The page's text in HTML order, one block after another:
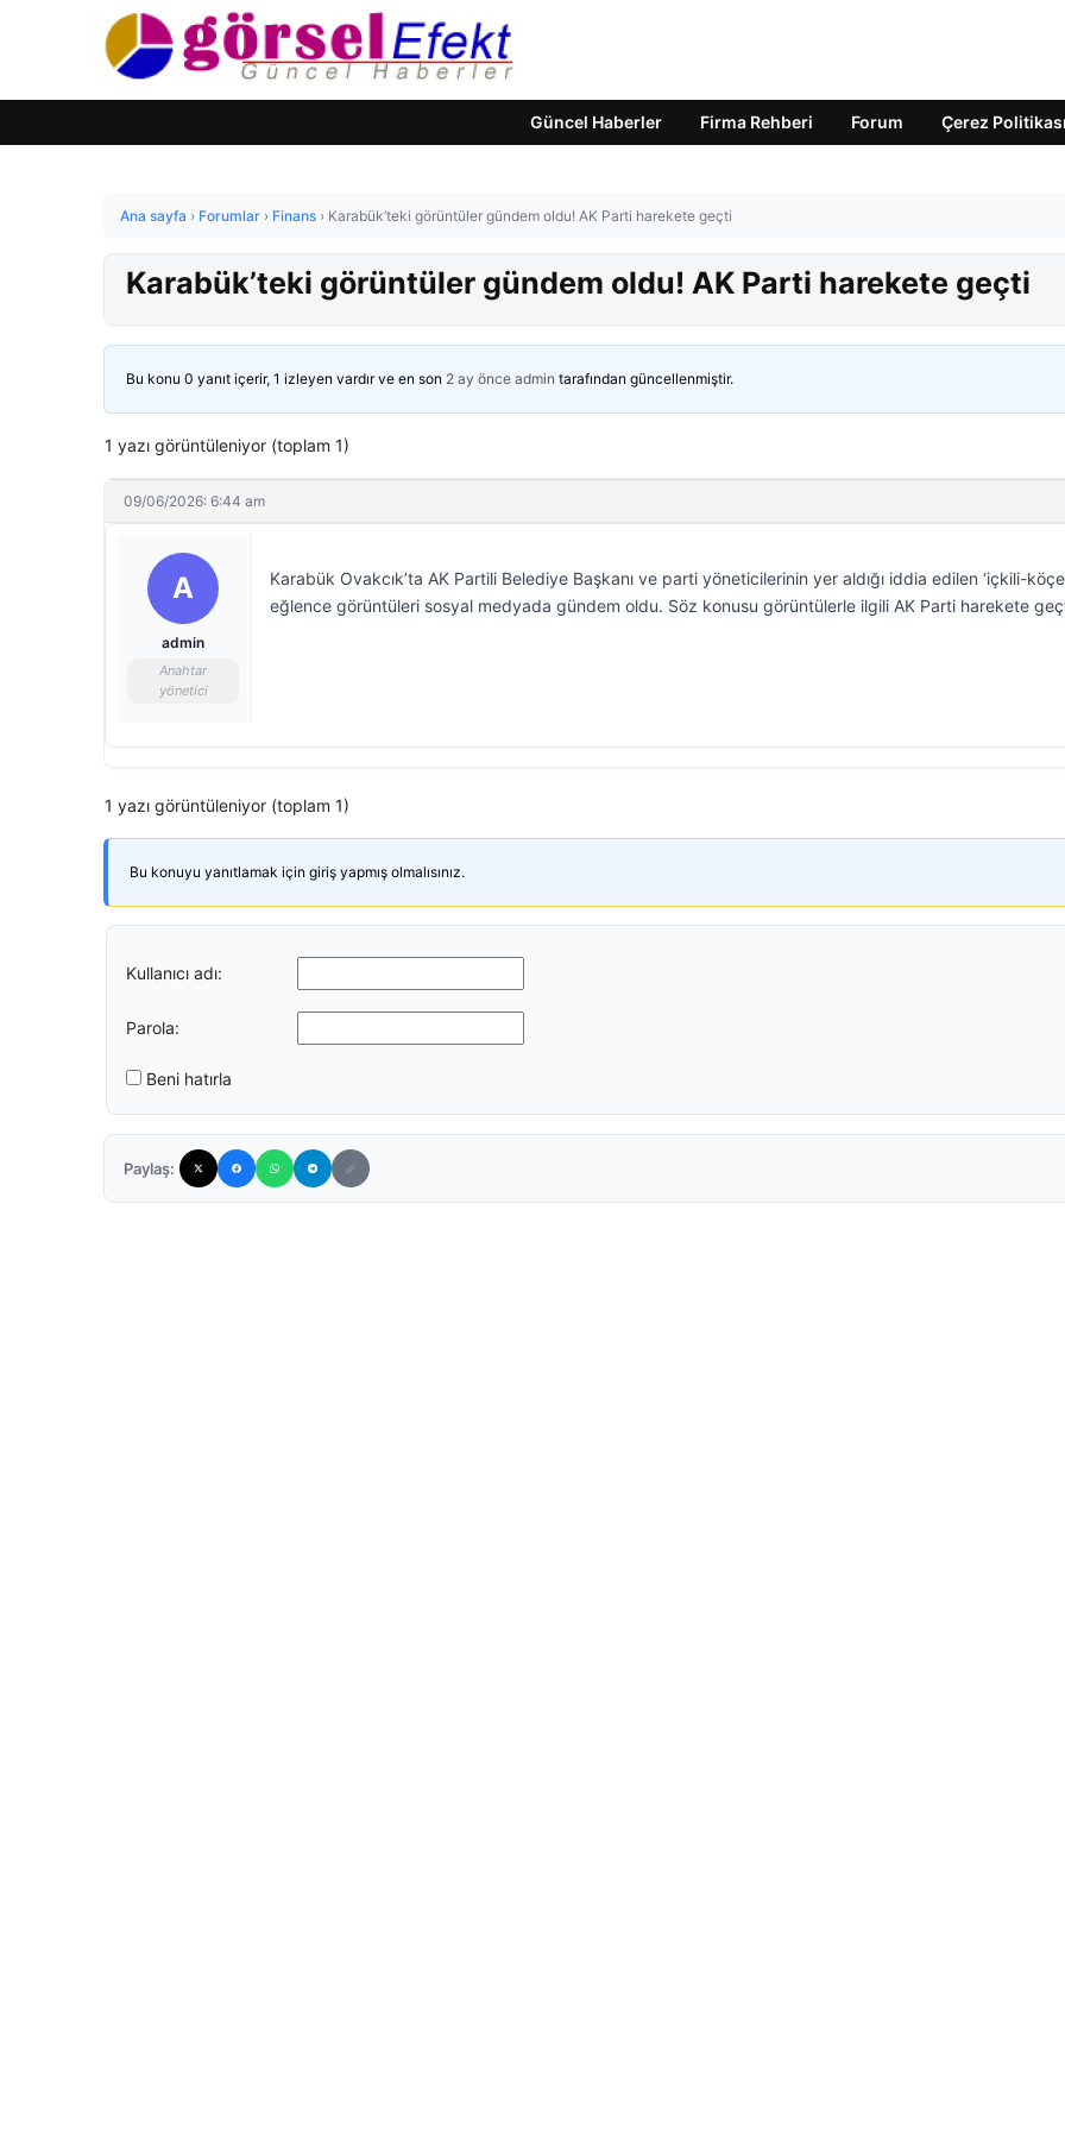
Güncel Haberler Firma Rehberi Forum Çerez Politikası
Ana sayfa › Forumlar › Finans › Karabük’teki görüntüler gündem oldu! AK Parti harekete geçti
Karabük’teki görüntüler gündem oldu! AK Parti harekete geçti
Bu konu 0 yanıt içerir, 1 izleyen vardır ve en son 2 ay önce admin tarafından güncellenmiştir.
1 yazı görüntüleniyor (toplam 1)
09/06/2026: 6:44 am
A
admin
Anahtar
yönetici
Karabük Ovakcık’ta AK Partili Belediye Başkanı ve parti yöneticilerinin yer aldığı iddia edilen ‘içkili-
eğlence görüntüleri sosyal medyada gündem oldu. Söz konusu görüntülerle ilgili AK Parti harekete
1 yazı görüntüleniyor (toplam 1)
Bu konuyu yanıtlamak için giriş yapmış olmalısınız.
Kullanıcı adı:
Parola:
Beni hatırla
Paylaş: